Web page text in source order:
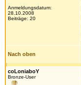
Anmeldungsdatum:
28.10.2008
Beiträge: 20
Nach oben
coLoniaboY
Bronze-User